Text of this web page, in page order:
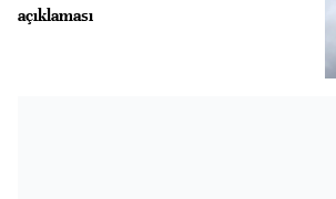
açıklaması